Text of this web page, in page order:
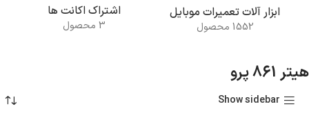
ابزار آلات تعمیرات موبایل
1552 محصول
اشتراک اکانت ها
3 محصول
هیتر 861 پرو
Show sidebar